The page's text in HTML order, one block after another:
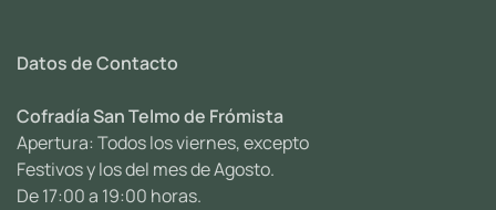
Datos de Contacto
Cofradía San Telmo de Frómista
Apertura: Todos los viernes, excepto
Festivos y los del mes de Agosto.
De 17:00 a 19:00 horas.